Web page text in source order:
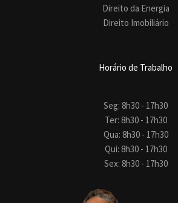
Direito da Energia
Direito Imobiliário
Horário de Trabalho
Seg: 8h30 - 17h30
Ter: 8h30 - 17h30
Qua: 8h30 - 17h30
Qui: 8h30 - 17h30
Sex: 8h30 - 17h30